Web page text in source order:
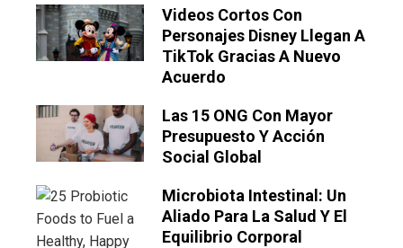
Videos Cortos Con
Personajes Disney Llegan A
TikTok Gracias A Nuevo
Acuerdo
Las 15 ONG Con Mayor
Presupuesto Y Acción
Social Global
Microbiota Intestinal: Un
Aliado Para La Salud Y El
Equilibrio Corporal